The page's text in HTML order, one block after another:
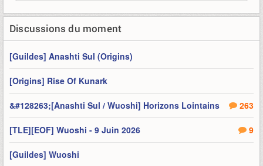
Discussions du moment
[Guildes] Anashti Sul (Origins)
[Origins] Rise Of Kunark
263
&#128263;[Anashti Sul / Wuoshi] Horizons Lointains
9
[TLE][EOF] Wuoshi - 9 Juin 2026
[Guildes] Wuoshi